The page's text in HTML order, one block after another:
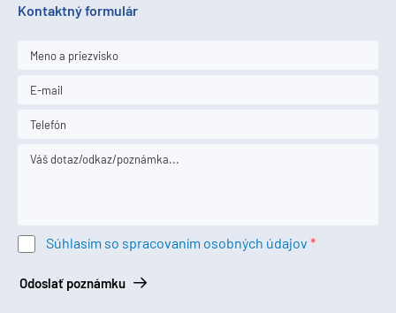
Kontaktný formulár
Súhlasím so spracovaním osobných údajov
Odoslať poznámku